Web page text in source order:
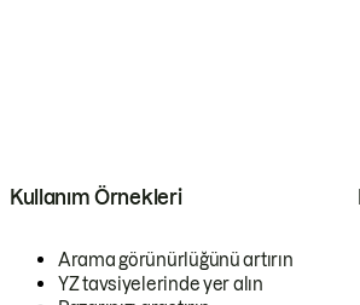
Kullanım Örnekleri
Arama görünürlüğünü artırın
YZ tavsiyelerinde yer alın